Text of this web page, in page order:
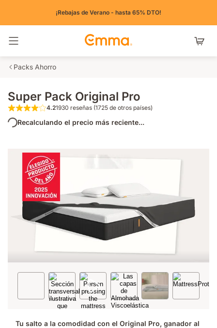
¡Rebajas de Verano - hasta 65% DTO!
Packs Ahorro
Super Pack Original Pro
4.2 de 5 estrellas 1930 reseñas (1725 de
4.21930 reseñas (1725 de otros países)
Recalculando el precio más reciente...
Tu salto a la comodidad con el Original Pro, ganador al